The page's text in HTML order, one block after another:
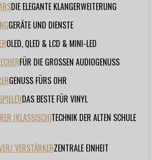
DIE ELEGANTE KLANGERWEITERUNG
GERÄTE UND DIENSTE
OLED, QLED & LCD & MINI-LED
FÜR DIE GROSSEN AUDIOGENUSS
GENUSS FÜRS OHR
DAS BESTE FÜR VINYL
(KLASSISCH)TECHNIK DER ALTEN SCHULE
VERSTÄRKERZENTRALE EINHEIT